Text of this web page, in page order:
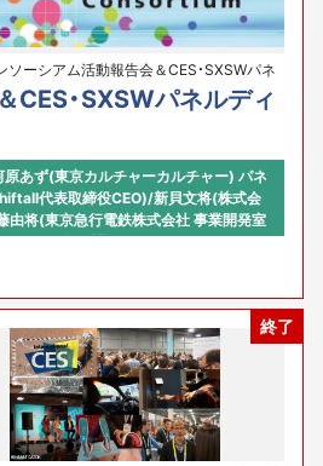
ソーシアム活動報告会＆CES・SXSWパネ
CES・SXSWパネルディ
原あず(東京カルチャーカルチャー) パネ
代表取締役CEO)/新貝文将(株式会
由将(東京急行電鉄株式会社 事業開発室
ーション推進課) and more...
終了